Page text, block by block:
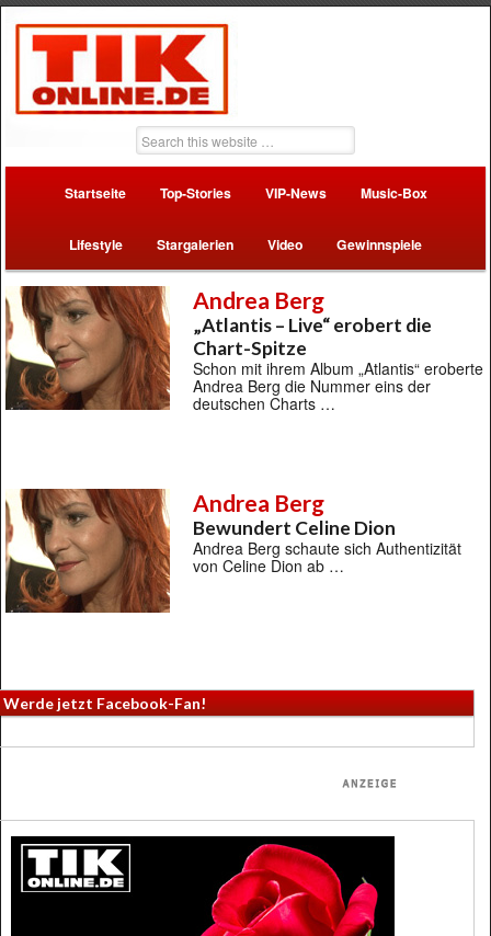
Startseite Top-Stories VIP-News Music-Box
Lifestyle Stargalerien Video Gewinnspiele
Andrea Berg
„Atlantis – Live“ erobert die
Chart-Spitze
Schon mit ihrem Album „Atlantis“ eroberte
Andrea Berg die Nummer eins der
deutschen Charts …
Andrea Berg
Bewundert Celine Dion
Andrea Berg schaute sich Authentizität
von Celine Dion ab …
Werde jetzt Facebook-Fan!